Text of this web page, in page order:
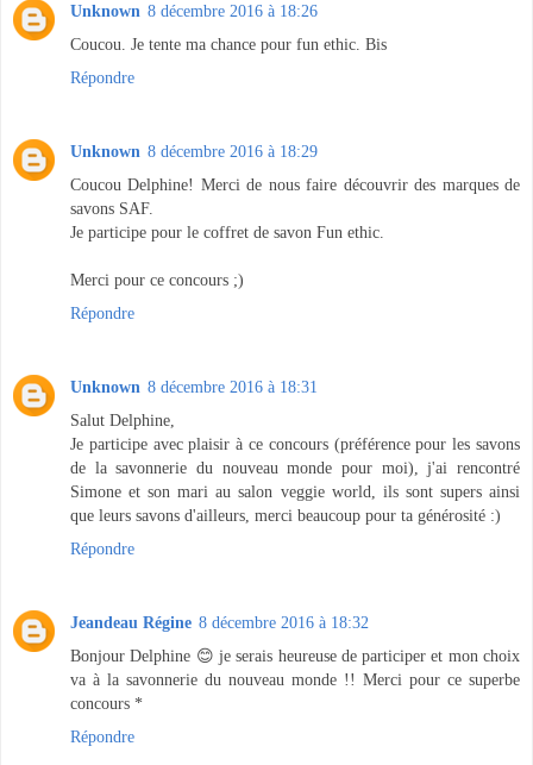
Unknown 8 décembre 2016 à 18:26
Coucou. Je tente ma chance pour fun ethic. Bis
Répondre
Unknown 8 décembre 2016 à 18:29
Coucou Delphine! Merci de nous faire découvrir des marques de
savons SAF.
Je participe pour le coffret de savon Fun ethic.
Merci pour ce concours ;)
Répondre
Unknown 8 décembre 2016 à 18:31
Salut Delphine,
Je participe avec plaisir à ce concours (préférence pour les savons
de la savonnerie du nouveau monde pour moi), j'ai rencontré
Simone et son mari au salon veggie world, ils sont supers ainsi
que leurs savons d'ailleurs, merci beaucoup pour ta générosité :)
Répondre
Jeandeau Régine 8 décembre 2016 à 18:32
Bonjour Delphine 😊 je serais heureuse de participer et mon choix
va à la savonnerie du nouveau monde !! Merci pour ce superbe
concours *
Répondre